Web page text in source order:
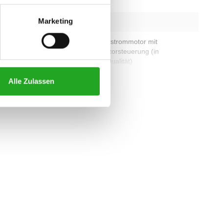
Marketing
Alle Zulassen
152 x 55 cm
Nein
4,0-PS-Wechselstrommotor mit
Magnadrive-Motorsteuerung (in
kommerzieller Qualität)
alle eigenschaften